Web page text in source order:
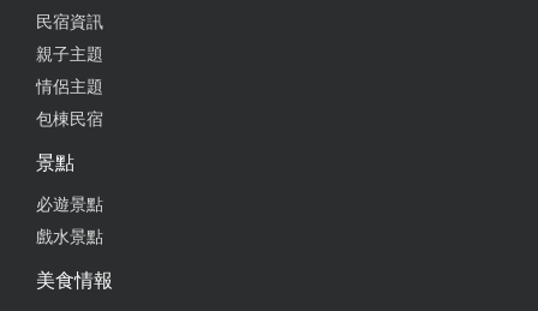
民宿資訊
親子主題
情侶主題
包棟民宿
景點
必遊景點
戲水景點
美食情報